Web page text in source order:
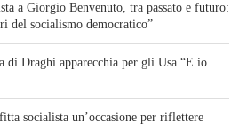
a Giorgio Benvenuto, tra passato e futuro:
del socialismo democratico”
di Draghi apparecchia per gli Usa “E io
socialista un’occasione per riflettere